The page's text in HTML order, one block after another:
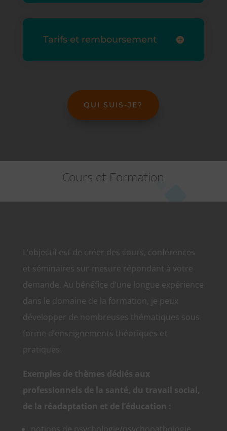
Tarifs et remboursement
QUI SUIS-JE?
Cours et Formation
L’objectif est de créer des cours, conférences
et séminaires sur-mesure répondant à votre
demande. Au bénéfice d’une longue expérience
dans le domaine de la formation, je peux
développer de nombreuses thématiques sous
forme d’enseignements théoriques et
pratiques.
Exemples de thèmes dédiés aux
professionnels de la santé, du travail social,
de la réadaptation et de l’éducation :